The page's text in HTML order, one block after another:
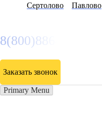
Сертолово
Павлово
8(800)886486
Заказать звонок
Primary Menu